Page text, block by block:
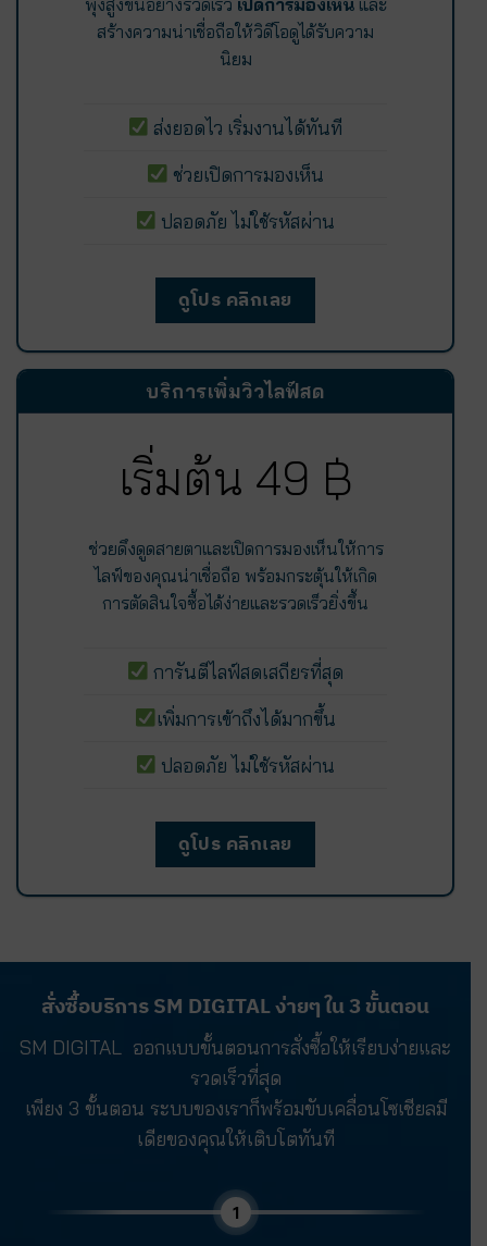
สร้างความน่าเชื่อถือให้วิดีโอดูได้รับความ
นิยม
ส่งยอดไว เริ่มงานได้ทันที
ช่วยเปิดการมองเห็น
ปลอดภัย ไม่ใช้รหัสผ่าน
ดูโปร คลิกเลย
บริการเพิ่มวิวไลฟ์สด
เริ่มต้น 49 ฿
ช่วยดึงดูดสายตาและเปิดการมองเห็นให้การ
ไลฟ์ของคุณน่าเชื่อถือ พร้อมกระตุ้นให้เกิด
การตัดสินใจซื้อได้ง่ายและรวดเร็วยิ่งขึ้น
การันตีไลฟ์สดเสถียรที่สุด
เพิ่มการเข้าถึงได้มากขึ้น
ปลอดภัย ไม่ใช้รหัสผ่าน
ดูโปร คลิกเลย
สั่งซื้อบริการ SM DIGITAL ง่ายๆ ใน 3 ขั้นตอน
SM DIGITAL ออกแบบขั้นตอนการสั่งซื้อให้เรียบง่ายและ
รวดเร็วที่สุด
เพียง 3 ขั้นตอน ระบบของเราก็พร้อมขับเคลื่อนโซเชียลมี
เดียของคุณให้เติบโตทันที
1